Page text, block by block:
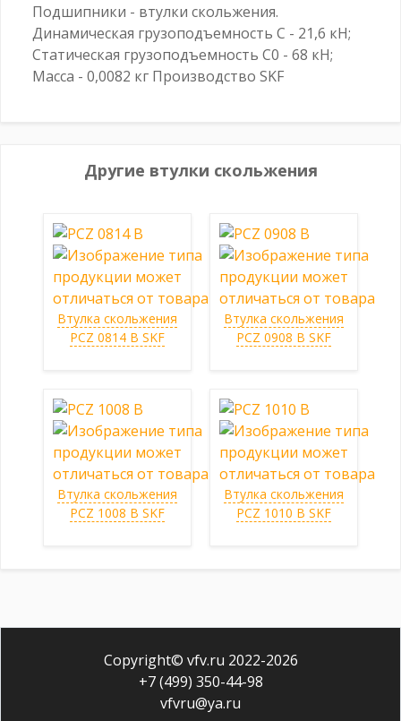
Подшипники - втулки скольжения.
Динамическая грузоподъемность C - 21,6 кН;
Статическая грузоподъемность C0 - 68 кН;
Масса - 0,0082 кг Производство SKF
Другие втулки скольжения
Втулка скольжения
PCZ 0814 B SKF
Втулка скольжения
PCZ 0908 B SKF
Втулка скольжения
PCZ 1008 B SKF
Втулка скольжения
PCZ 1010 B SKF
Copyright© vfv.ru 2022-2026
+7 (499) 350-44-98
vfvru@ya.ru